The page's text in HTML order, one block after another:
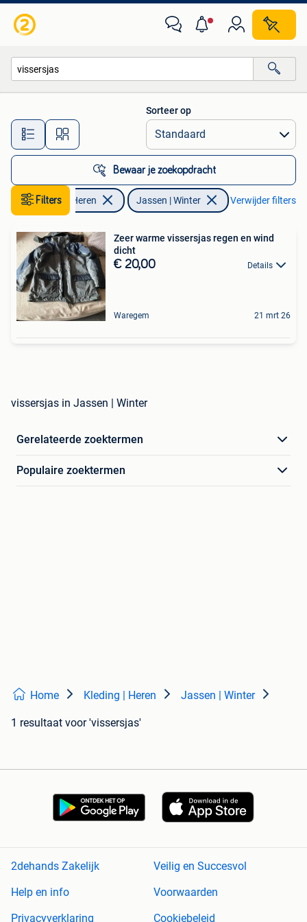
Alle afstanden…
Sorteer op
Bewaar je zoekopdracht
Filters
Kleding | Heren Jassen | Winter Verwijder filters
Zeer warme vissersjas regen en wind
dicht
€ 20,00 Details
Waregem 21 mrt 26
vissersjas in Jassen | Winter
Gerelateerde zoektermen
Populaire zoektermen
Home Kleding | Heren Jassen | Winter
1 resultaat voor 'vissersjas'
2dehands Zakelijk
Veilig en Succesvol
Help en info
Voorwaarden
Privacyverklaring
Cookiebeleid